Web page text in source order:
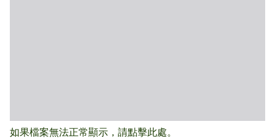
如果檔案無法正常顯示，請點擊此處。